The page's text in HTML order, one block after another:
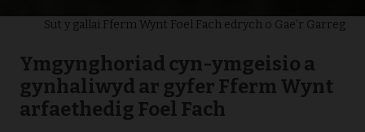
Sut y gallai Fferm Wynt Foel Fach edrych o Gae’r Garreg
Ymgynghoriad cyn-ymgeisio a
gynhaliwyd ar gyfer Fferm Wynt
arfaethedig Foel Fach